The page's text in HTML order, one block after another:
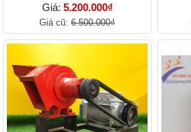
Giá: 5.200.000₫
Giá cũ: 6.500.000₫